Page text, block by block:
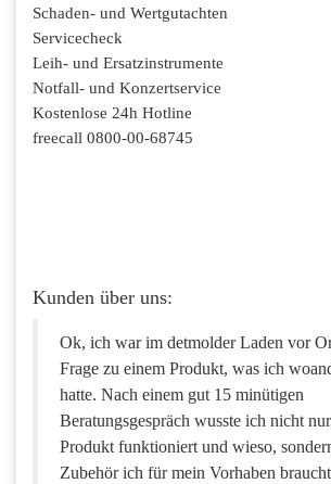
Schaden- und Wertgutachten
Servicecheck
Leih- und Ersatzinstrumente
Notfall- und Konzertservice
Kostenlose 24h Hotline
freecall 0800-00-68745
Kunden über uns:
Ok, ich war im detmolder Laden vor
Frage zu einem Produkt, was ich
hatte. Nach einem gut 15 minütigen
Beratungsgespräch wusste ich nicht
Produkt funktioniert und wieso,
Zubehör ich für mein Vorhaben